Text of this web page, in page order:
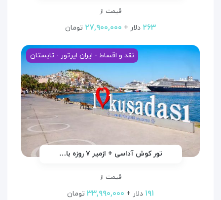
قیمت از
۲۶۳ دلار + ۲۷,۹۰۰,۰۰۰ تومان
نقد و اقساط - ایران ایرتور - تابستان
تور کوش آداسی + ازمیر ۷ روزه با…
قیمت از
۱۹۱ دلار + ۳۳,۹۹۰,۰۰۰ تومان